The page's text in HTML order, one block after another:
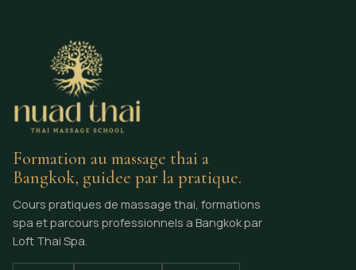
Formation au massage thai a
Bangkok, guidee par la pratique.
Cours pratiques de massage thai, formations
spa et parcours professionnels a Bangkok par
Loft Thai Spa.